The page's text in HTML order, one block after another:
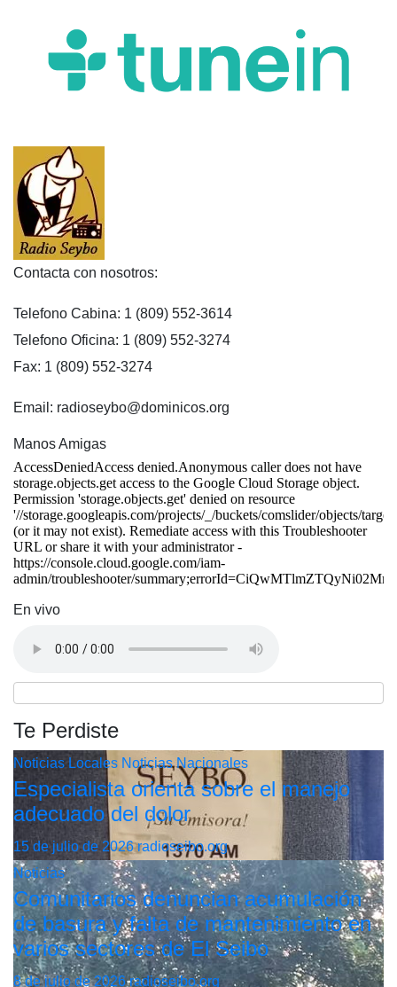
Contacta con nosotros:
Telefono Cabina: 1 (809) 552-3614
Telefono Oficina: 1 (809) 552-3274
Fax: 1 (809) 552-3274
Email: radioseybo@dominicos.org
Manos Amigas
En vivo
Te Perdiste
Noticias Locales Noticias Nacionales
Especialista orienta sobre el manejo
adecuado del dolor
15 de julio de 2026radioseibo.org
Noticias
Comunitarios denuncian acumulación
de basura y falta de mantenimiento en
varios sectores de El Seibo
8 de julio de 2026radioseibo.org